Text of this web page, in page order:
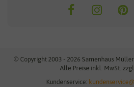
Maissamen
Franchi Sementi
© Copyright 2003 - 2026 Samenhaus
Alle Preise inkl. MwSt.
Kundenservice: